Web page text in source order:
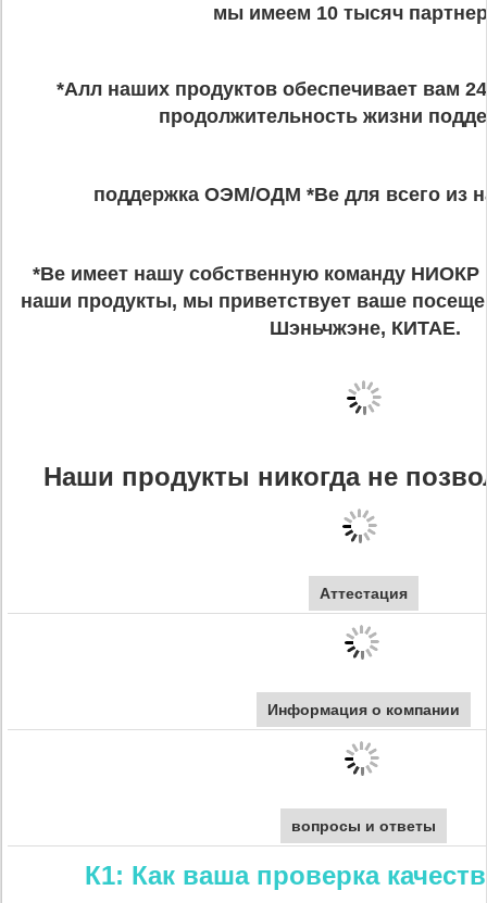
мы имеем 10 тысяч
*Алл наших продуктов обеспечивает вам
продолжительность жизни
поддержка ОЭМ/ОДМ *Ве для всего из
*Ве имеет нашу собственную команду НИОКР
наши продукты, мы приветствует ваше
Шэньчжэне, КИТАЕ.
Наши продукты никогда не
Аттестация
Информация о компании
вопросы и ответы
К1: Как ваша проверка